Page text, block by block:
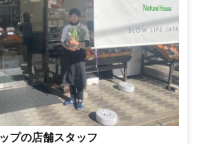
プの店舗スタッフ